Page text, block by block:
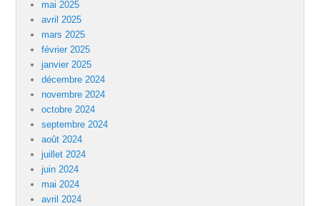
mai 2025
avril 2025
mars 2025
février 2025
janvier 2025
décembre 2024
novembre 2024
octobre 2024
septembre 2024
août 2024
juillet 2024
juin 2024
mai 2024
avril 2024